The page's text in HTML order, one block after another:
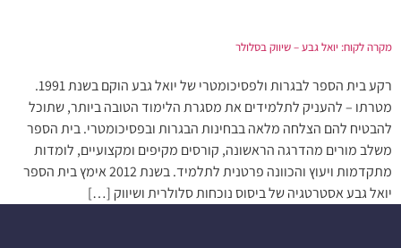
מקרה לקוח: יואל גבע – שיווק בסלולר
רקע בית הספר לבגרות ולפסיכומטרי של יואל גבע הוקם בשנת 1991.
מטרתו – להעניק לתלמידים את מסגרת הלימוד הטובה ביותר, שתוכל
להבטיח להם הצלחה מלאה בבחינות הבגרות ובפסיכומטרי. בית הספר
משלב מורים מהדרגה הראשונה, קורסים מקיפים ומקצועיים, לומדות
מתקדמות ויעוץ והכוונה פרטנית לתלמיד. בשנת 2012 אימץ בית הספר
יואל גבע אסטרטגיה של ביסוס נוכחות סלולרית ושיווק […]